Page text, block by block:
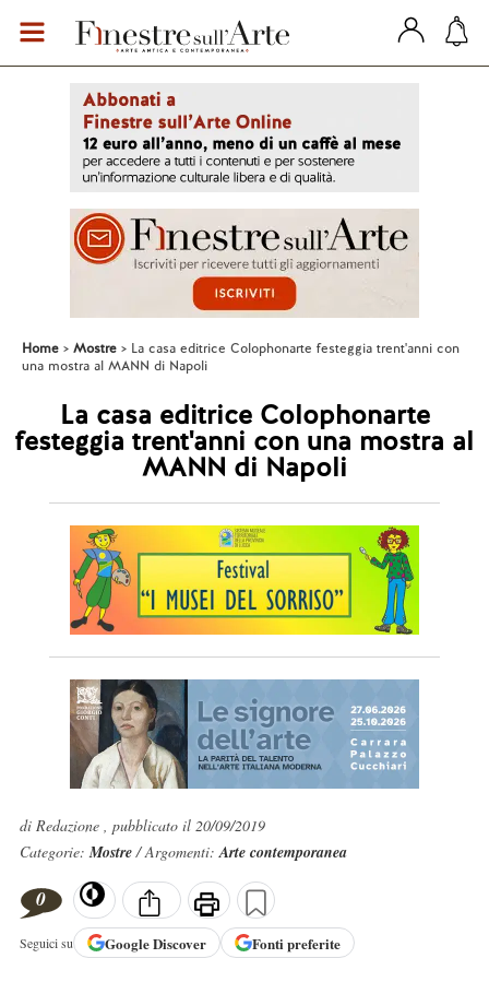
Home Mostre
La casa editrice Colophonarte festeggia trent'anni con
una mostra al MANN di Napoli
La casa editrice Colophonarte
festeggia trent'anni con una mostra al
MANN di Napoli
di Redazione , pubblicato il 20/09/2019
Categorie:Mostre/ Argomenti:Arte contemporanea
0
Seguici su GoogleDiscover Fonti preferite